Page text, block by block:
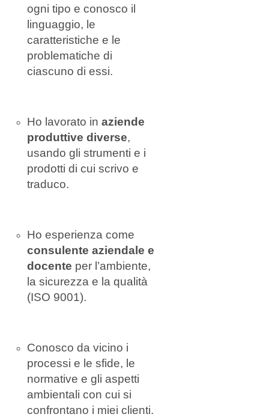
ogni tipo e conosco il
linguaggio, le
caratteristiche e le
problematiche di
ciascuno di essi.
Ho lavorato inaziende
produttive diverse,
usando gli strumenti e i
prodotti di cui scrivo e
traduco.
Ho esperienza come
consulente aziendale e
docente per l’ambiente,
la sicurezza e la qualità
(ISO 9001).
Conosco da vicino i
processi e le sfide, le
normative e gli aspetti
ambientali con cui si
confrontano i miei clienti.